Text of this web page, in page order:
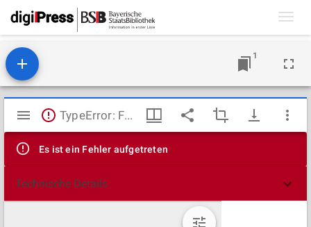
1
Mirador
Viewer
TypeError: Failed to fetch
Es ist ein Fehler aufgetreten
Technische Details